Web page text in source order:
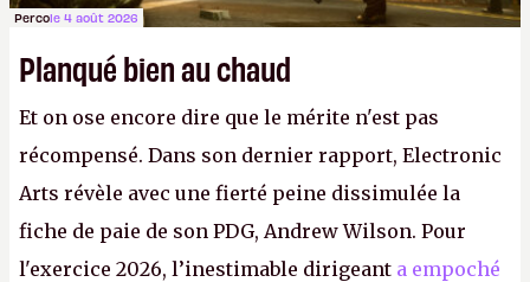
Percole 4 août 2026
Planqué bien au chaud
Et on ose encore dire que le mérite n'est pas
récompensé. Dans son dernier rapport, Electronic
Arts révèle avec une fierté peine dissimulée la
fiche de paie de son PDG, Andrew Wilson. Pour
l'exercice 2026, l’inestimable dirigeant a empoché